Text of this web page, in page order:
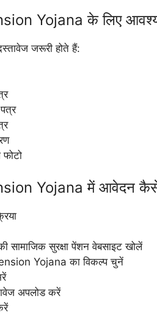
Yojana के लिए
जरूरी होते हैं:
फोटो
Yojana में आवेदन
सामाजिक सुरक्षा पेंशन वेबसाइट खोलें
Yojana का विकल्प चुनें
अपलोड करें